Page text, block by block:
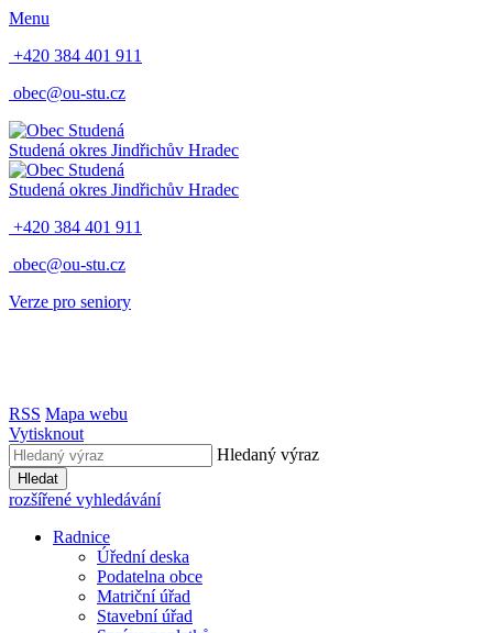
Menu
+420 384 401 911
obec@ou-stu.cz
Studená okres Jindřichův Hradec
Studená okres Jindřichův Hradec
+420 384 401 911
obec@ou-stu.cz
Verze pro seniory
RSS Mapa webu
Vytisknout
Hledaný výraz
Hledat
rozšířené vyhledávání
Radnice
Úřední deska
Podatelna obce
Matriční úřad
Stavební úřad